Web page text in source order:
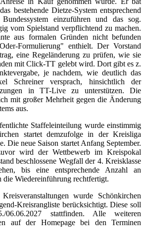
bestehende Dietze-System entsprechend
einzuführen und das sog.
vom Spielstand verpflichtend zu machen.
aus formalen Gründen nicht befunden
Formulierung" enthielt. Der Vorstand
eine Regeländerung zu prüfen, wie sie
mit Click-TT gelebt wird. Dort gibt es z.
je nachdem, wie deutlich das
Schreiner versprach, hinsichtlich der
in TT-Live zu unterstützen. Die
mit großer Mehrheit gegen die Änderung
aus.
Staffeleinteilung wurde einstimmig
startet demzufolge in der Kreisliga
Die neue Saison startet Anfang September.
wird der Wettbewerb im Kreispokal
beschlossene Wegfall der 4. Kreisklasse
bis eine entsprechende Anzahl an
die Wiedereinführung rechtfertigt.
wurde Schönkirchen
Kreisrangliste berücksichtigt. Diese soll
06.06.2027 stattfinden. Alle weiteren
auf der Homepage bei den Terminen